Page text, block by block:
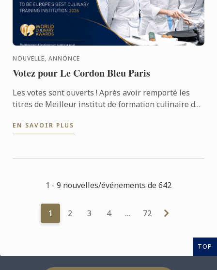
NOUVELLE, ANNONCE
Votez pour Le Cordon Bleu Paris
Les votes sont ouverts ! Après avoir remporté les
titres de Meilleur institut de formation culinaire du
remet ...
EN SAVOIR PLUS
1 - 9 nouvelles/événements de 642
1 2 3 4 … 72
TOP